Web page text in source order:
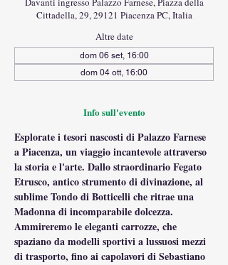
Cittadella, 29, 29121 Piacenza PC, Italia
Altre date
dom 06 set, 16:00
dom 04 ott, 16:00
Info sull'evento
Esplorate i tesori nascosti di Palazzo Farnese
a Piacenza, un viaggio incantevole attraverso
la storia e l'arte. Dallo straordinario Fegato
Etrusco, antico strumento di divinazione, al
sublime Tondo di Botticelli che ritrae una
Madonna di incomparabile dolcezza.
Ammireremo le eleganti carrozze, che
spaziano da modelli sportivi a lussuosi mezzi
di trasporto, fino ai capolavori di Sebastiano